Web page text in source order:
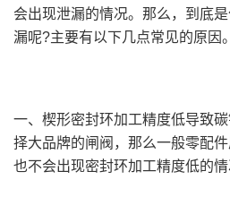
会出现泄漏的情况。那么，到底
漏呢?主要有以下几点常见的原因。
一、楔形密封环加工精度低导致
择大品牌的闸阀，那么一般零配
也不会出现密封环加工精度低的情